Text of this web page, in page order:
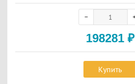
198281 ₽
Купить